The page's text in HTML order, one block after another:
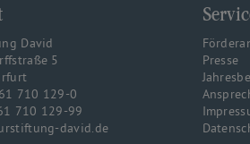
David
5
710 129-0
710 129-99
david.de
Presse